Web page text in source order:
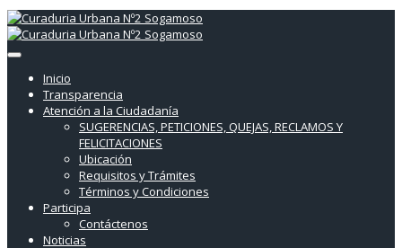
Inicio
Transparencia
Atención a la Ciudadanía
SUGERENCIAS, PETICIONES, QUEJAS, RECLAMOS Y
FELICITACIONES
Ubicación
Requisitos y Trámites
Términos y Condiciones
Participa
Contáctenos
Noticias